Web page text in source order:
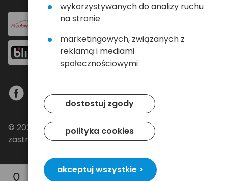
© 2024 Baltrade sp. z o.o. - Wszelkie prawa
zastrzeżone.
wykorzystywanych do analizy ruchu
na stronie
marketingowych, związanych z
reklamą i mediami
społecznościowymi
dostostuj zgody
polityka cookies
akceptuj wszystkie >